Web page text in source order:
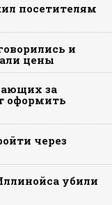
посетителям
и
цены
за
оформить
через
убили